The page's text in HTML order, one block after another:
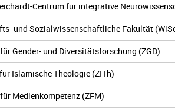
Centrum für integrative
und Sozialwissenschaftliche Fakultät
Gender- und Diversitätsforschung (ZGD)
Islamische Theologie (ZITh)
Medienkompetenz (ZFM)